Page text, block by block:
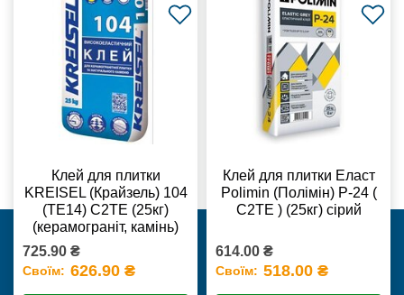
Клей для плитки
KREISEL (Крайзель) 104
(ТЕ14) С2TE (25кг)
(керамограніт, камінь)
725.90 ₴
Своїм: 626.90 ₴
Клей для плитки Еласт
Polimin (Полімін) Р-24 (
С2ТЕ ) (25кг) сірий
614.00 ₴
Своїм: 518.00 ₴